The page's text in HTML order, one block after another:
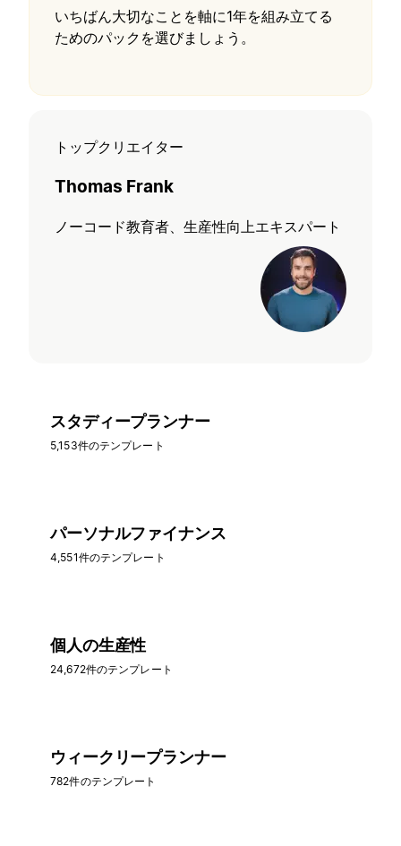
いちばん大切なことを軸に1年を組み立てる
ためのパックを選びましょう。
トップクリエイター
Thomas Frank
ノーコード教育者、生産性向上エキスパート
スタディープランナー
5,153件のテンプレート
パーソナルファイナンス
4,551件のテンプレート
個人の生産性
24,672件のテンプレート
ウィークリープランナー
782件のテンプレート